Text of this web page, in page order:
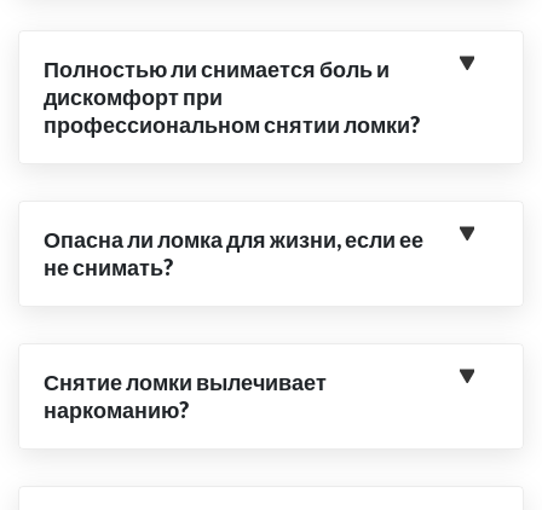
Полностью ли снимается боль и
дискомфорт при
профессиональном снятии ломки?
Опасна ли ломка для жизни, если ее
не снимать?
Снятие ломки вылечивает
наркоманию?